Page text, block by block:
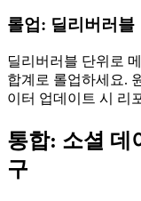
롤업: 딜리버러
딜리버러블 단위로
합계로 롤업하세요.
이터 업데이트 시 리
통합: 소셜 데
구